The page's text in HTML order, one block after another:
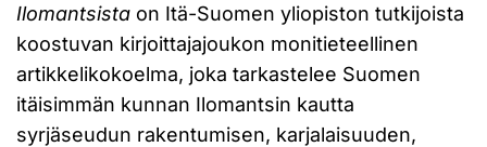
Ilomantsista on Itä-Suomen yliopiston tutkijoista
koostuvan kirjoittajajoukon monitieteellinen
artikkelikokoelma, joka tarkastelee Suomen
itäisimmän kunnan Ilomantsin kautta
syrjäseudun rakentumisen, karjalaisuuden,